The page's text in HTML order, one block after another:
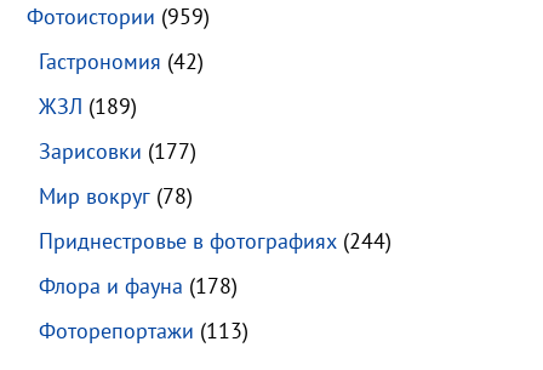
Фотоистории (959)
Гастрономия (42)
ЖЗЛ (189)
Зарисовки (177)
Мир вокруг (78)
Приднестровье в фотографиях (244)
Флора и фауна (178)
Фоторепортажи (113)